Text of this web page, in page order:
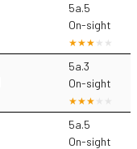
5a.5
On-sight
5a.3
On-sight
5a.5
On-sight